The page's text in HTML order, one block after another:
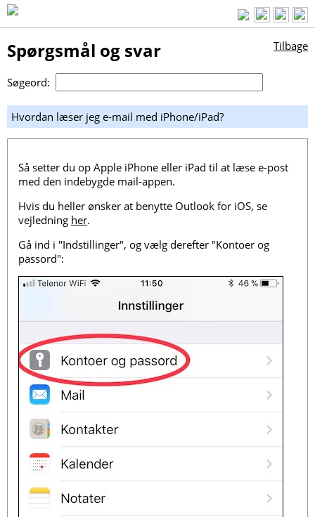
Spørgsmål og svar Tilbage
Søgeord:
Hvordan læser jeg e-mail med iPhone/iPad?
Så setter du op Apple iPhone eller iPad til at læse e-post
med den indebygde mail-appen.
Hvis du heller ønsker at benytte Outlook for iOS, se
vejledning her.
Gå ind i "Indstillinger", og vælg derefter "Kontoer og
passord":